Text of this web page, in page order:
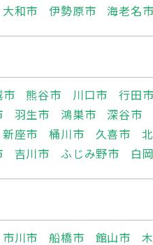
大和市 伊勢原市 海老名市
市 熊谷市 川口市 行田市
羽生市 鴻巣市 深谷市
新座市 桶川市 久喜市
吉川市 ふじみ野市 白
市川市 船橋市 館山市